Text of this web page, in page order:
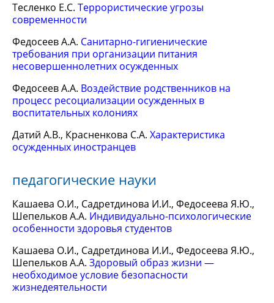
Тесленко Е.С. Террористические угрозы
современности
Федосеев А.А. Санитарно-гигиенические
требования при организации питания
несовершеннолетних осужденных
Федосеев А.А. Воздействие родственников на
процесс ресоциализации осужденных в
воспитательных колониях
Датий А.В., Красненкова С.А. Характеристика
осужденных иностранцев
педагогические науки
Кашаева О.И., Садретдинова И.И., Федосеева Я.Ю.,
Шепельков А.А. Индивидуально-психологические
особенности здоровья студентов
Кашаева О.И., Садретдинова И.И., Федосеева Я.Ю.,
Шепельков А.А. Здоровый образ жизни —
необходимое условие безопасности
жизнедеятельности